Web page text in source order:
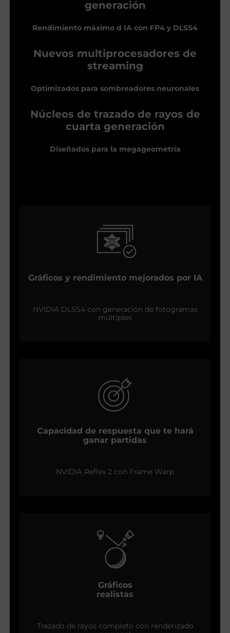
generación
Rendimiento máximo d IA con FP4 y DLSS4
Nuevos multiprocesadores de
streaming
Optimizados para sombreadores neuronales
Núcleos de trazado de rayos de
cuarta generación
Diseñados para la megageometría
Gráficos y rendimiento mejorados por IA
NVIDIA DLSS4 con generación de fotogramas
múltiples
Capacidad de respuesta que te hará
ganar partidas
NVIDIA Reflex 2 con Frame Warp
Gráficos
realistas
Trazado de rayos completo con renderizado